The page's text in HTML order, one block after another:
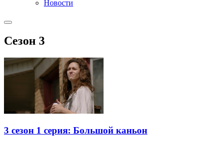
Новости
Сезон 3
3 сезон 1 серия: Большой каньон